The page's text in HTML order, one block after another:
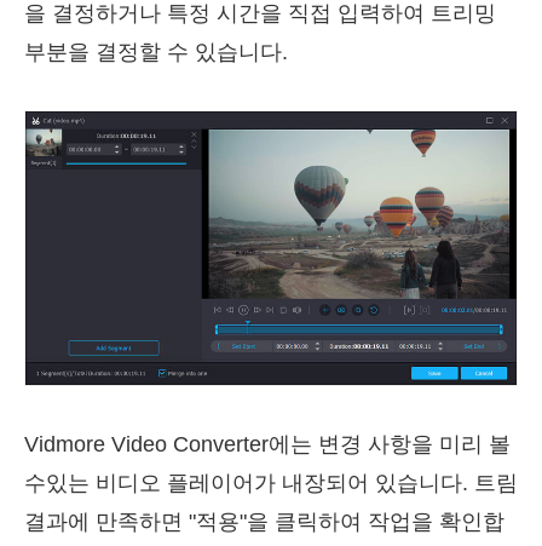
을 결정하거나 특정 시간을 직접 입력하여 트리밍
부분을 결정할 수 있습니다.
Vidmore Video Converter에는 변경 사항을 미리 볼
수있는 비디오 플레이어가 내장되어 있습니다. 트림
결과에 만족하면 "적용"을 클릭하여 작업을 확인합